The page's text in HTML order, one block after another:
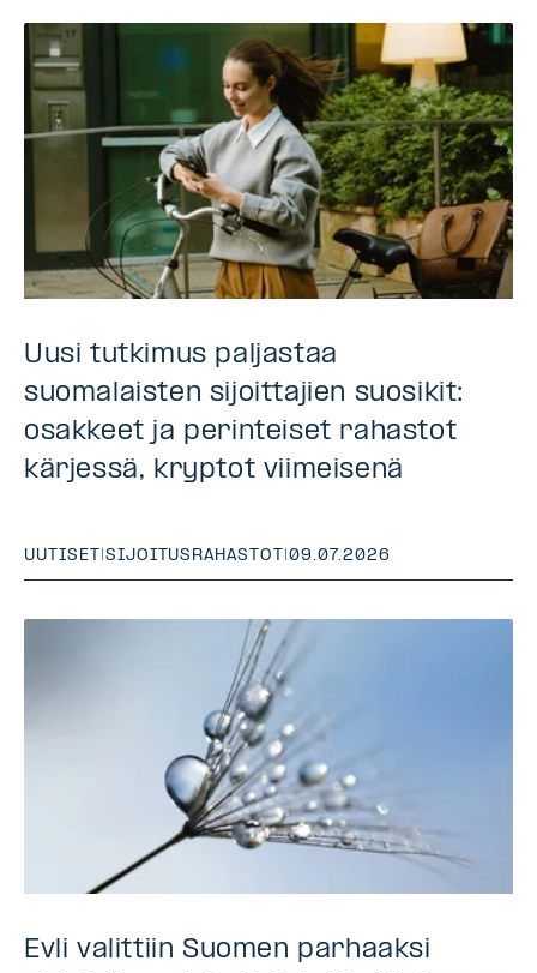
Uusi tutkimus paljastaa
suomalaisten sijoittajien suosikit:
osakkeet ja perinteiset rahastot
kärjessä, kryptot viimeisenä
UUTISET SIJOITUSRAHASTOT |09.07.2026
Evli valittiin Suomen parhaaksi